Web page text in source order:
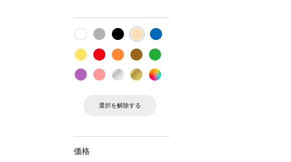
選択を解除する
価格